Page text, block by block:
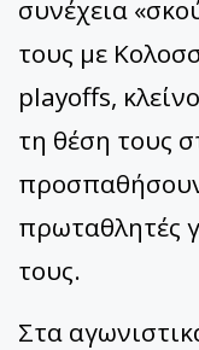
συνέχεια
τους με
playoffs,
τη θέση τους
πρωταθλητές
τους.
Στα